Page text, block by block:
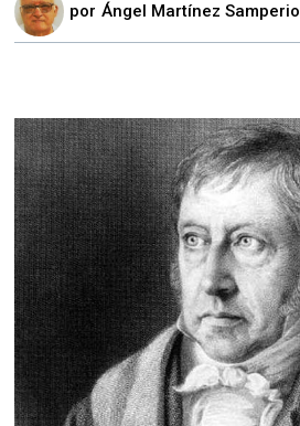
por Ángel Martínez Samperio